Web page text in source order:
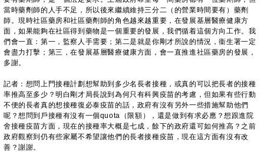
當時藥劑師的人手不足，所以後來繼續維持三分二（的營業時間要有）藥劑
師。現時社區藥房和社區藥劑師的角色越來越重要，在發展基層醫療健康方
面，如果能夠在社區得到藥物是一個重要的發展，我們循着這個方向工作。我
們會一直：第一，監察人手需要；第二是就是你剛才所說的情況，衞生署一定
會盡力打擊；第三，在發展基層醫療健康方面，會一直推進社區藥房的發展，
多謝。
記者：想問上門接種計劃想幫助到多少名長者接種，或真的可以把長者的接種
率推高至多少？明白剛才局長說到為何只有科興疫苗的考慮，但如果有些行動
不便的長者真的想接種復必泰疫苗的話，政府有沒有另外一些措施幫助他們
呢？想問到戶接種有沒有一個quota（限額），還是做到有求必應？想跟進院
舍接種疫苗方面，現在的接種率大概是七成，餘下的政府還可如何推高？之前
政府觀察到仍有些家屬不希望讓他們的長者接種疫苗，現在這方面有沒有改
善？謝謝。